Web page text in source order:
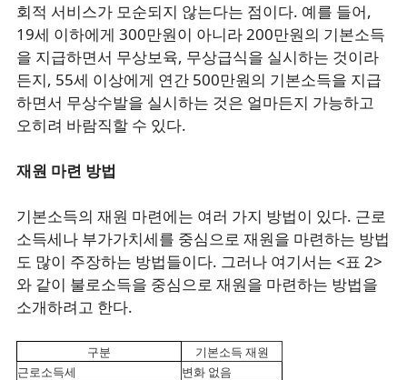
회적 서비스가 모순되지 않는다는 점이다. 예를 들어,
19세 이하에게 300만원이 아니라 200만원의 기본소득
을 지급하면서 무상보육, 무상급식을 실시하는 것이라
든지, 55세 이상에게 연간 500만원의 기본소득을 지급
하면서 무상수발을 실시하는 것은 얼마든지 가능하고
오히려 바람직할 수 있다.
재원 마련 방법
기본소득의 재원 마련에는 여러 가지 방법이 있다. 근로
소득세나 부가가치세를 중심으로 재원을 마련하는 방법
도 많이 주장하는 방법들이다. 그러나 여기서는 <표 2>
와 같이 불로소득을 중심으로 재원을 마련하는 방법을
소개하려고 한다.
구분
기본소득 재원
근로소득세
변화 없음